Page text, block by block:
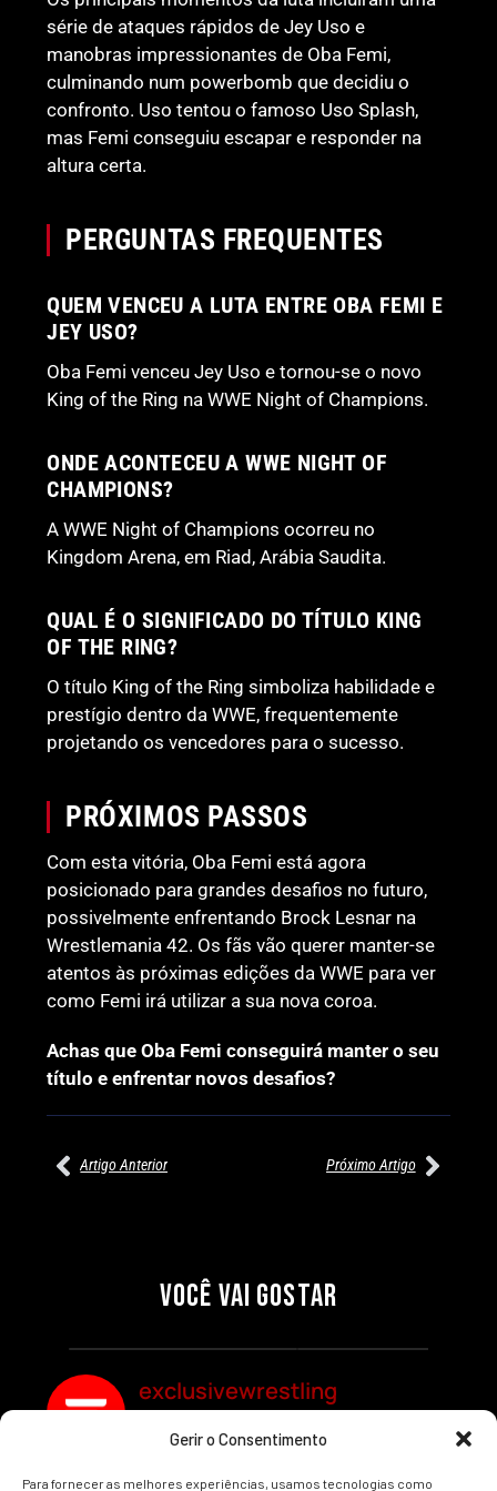
Gerir o Consentimento
Para fornecer as melhores experiências, usamos tecnologias como
série de ataques rápidos de Jey Uso e
manobras impressionantes de Oba Femi,
culminando num powerbomb que decidiu o
confronto. Uso tentou o famoso Uso Splash,
mas Femi conseguiu escapar e responder na
altura certa.
PERGUNTAS FREQUENTES
QUEM VENCEU A LUTA ENTRE OBA FEMI E
JEY USO?
Oba Femi venceu Jey Uso e tornou-se o novo
King of the Ring na WWE Night of Champions.
ONDE ACONTECEU A WWE NIGHT OF
CHAMPIONS?
A WWE Night of Champions ocorreu no
Kingdom Arena, em Riad, Arábia Saudita.
QUAL É O SIGNIFICADO DO TÍTULO KING
OF THE RING?
O título King of the Ring simboliza habilidade e
prestígio dentro da WWE, frequentemente
projetando os vencedores para o sucesso.
PRÓXIMOS PASSOS
Com esta vitória, Oba Femi está agora
posicionado para grandes desafios no futuro,
possivelmente enfrentando Brock Lesnar na
Wrestlemania 42. Os fãs vão querer manter-se
atentos às próximas edições da WWE para ver
como Femi irá utilizar a sua nova coroa.
Achas que Oba Femi conseguirá manter o seu
título e enfrentar novos desafios?
Artigo Anterior Próximo Artigo
VOCÊ VAI GOSTAR
SEGMENTOS A NÃO PERDER
Por exclusivewrestling
MUNDIAL FEMININO NA AEW
REDEMPTION
Por exclusivewrestling
exclusivewrestling
Ver mais Artigos